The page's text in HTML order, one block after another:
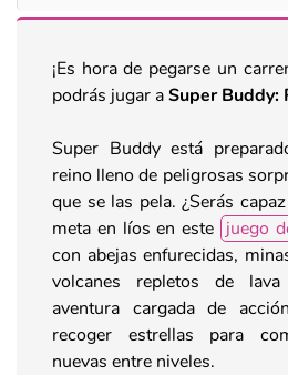
¡Es hora de pegarse un
podrás jugar aSuper Buddy:
Super Buddy está
reino lleno de peligrosas
que se las pela. ¿Serás
meta en líos en este juego
con abejas enfurecidas,
volcanes repletos de
aventura cargada de
recoger estrellas para
nuevas entre niveles.